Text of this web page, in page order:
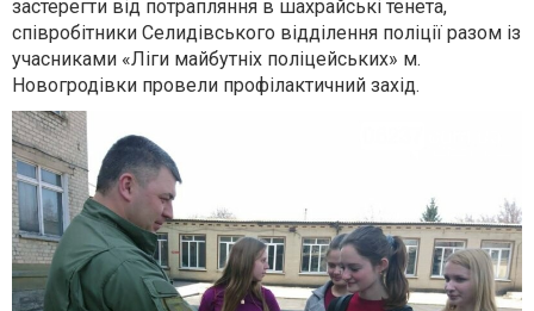
застерегти від потрапляння в шахрайські тенета,
співробітники Селидівського відділення поліції разом із
учасниками «Ліги майбутніх поліцейських» м.
Новогродівки провели профілактичний захід.